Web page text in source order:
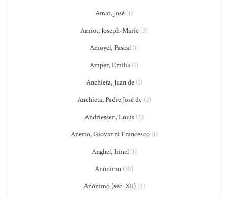
Amat, José (1)
Amiot, Joseph-Marie (3)
Amoyel, Pascal(1)
Amper, Emilia (1)
Anchieta, Juan de(1)
Anchieta, Padre José de(2)
Andriessen, Louis (2)
Anerio, Giovanni Francesco(1)
Anghel, Irinel(1)
Anônimo (38)
Anônimo (séc. XII)(2)